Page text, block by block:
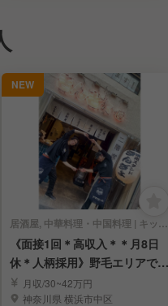
NEW
居酒屋, 中華料理・中国料理 | キッチンスタッフ
《面接1回＊高収入＊＊月8日
休＊人柄採用》野毛エリアで根
付く人気の大衆酒場
月収/30~42万円
神奈川県 横浜市中区